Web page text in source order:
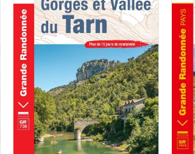
AJOUTER AU PANIER
/
DÉTAILS